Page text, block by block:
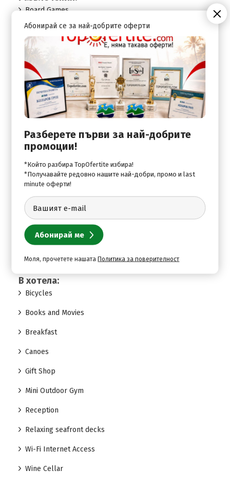
Board Games
Infinity style pool & Children's pool
Playground
За децата:
Infinity style pool & Children's pool
Playground
Room Service upon extra charge
Safe Deposit Box
Спорт:
Yoga and Pilates upon extra charge
В хотела:
Bicycles
Books and Movies
Breakfast
Canoes
Gift Shop
Mini Outdoor Gym
Reception
Relaxing seafront decks
Wi-Fi Internet Access
Wine Cellar
Абонирай се за най-добрите оферти
Разберете първи за най-добрите
промоции!
*Който разбира TopOfertite избира!
*Получавайте редовно нашите най-добри, промо и last
minute оферти!
Моля, прочетете нашатаПолитика за поверителност